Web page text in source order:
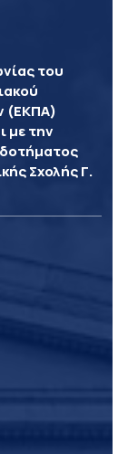
του
(ΕΚΠΑ)
με την
Σχολής Γ.